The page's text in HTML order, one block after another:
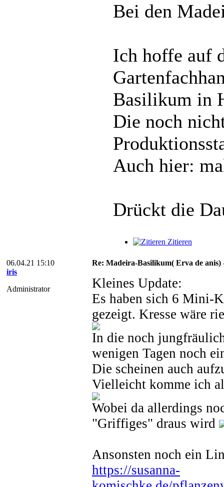
Bei den
Ich hoffe auf
Basilikum in
Die noch
Auch hier:
Drückt die
Zitieren
06.04.21 15:10
iris
Administrator
Re: Madeira-Basilikum( Erva de
Kleines Update:
Es haben sich 6 Mini-
gezeigt. Kresse wäre
In die noch
wenigen Tagen noch
Die scheinen auch
Vielleicht komme ich
Wobei da allerdings
"Griffiges" draus wird
Ansonsten noch ein
https://susanna-